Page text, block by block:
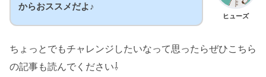
ヒューズ
からおススメだよ♪
ちょっとでもチャレンジしたいなって思ったらぜひこちら
の記事も読んでください⇩